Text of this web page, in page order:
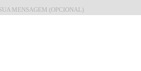
MENSAGEM (OPCIONAL)